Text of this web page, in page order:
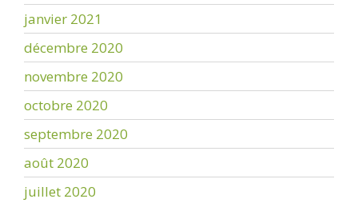
janvier 2021
décembre 2020
novembre 2020
octobre 2020
septembre 2020
août 2020
juillet 2020